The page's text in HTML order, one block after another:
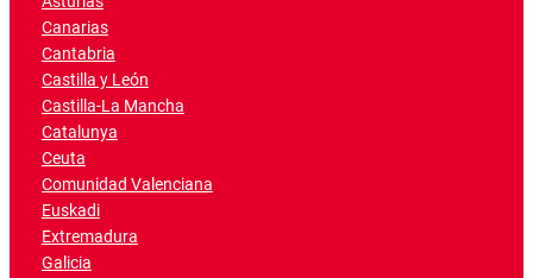
Canarias
Cantabria
Castilla y León
Castilla-La Mancha
Catalunya
Ceuta
Comunidad Valenciana
Euskadi
Extremadura
Galicia